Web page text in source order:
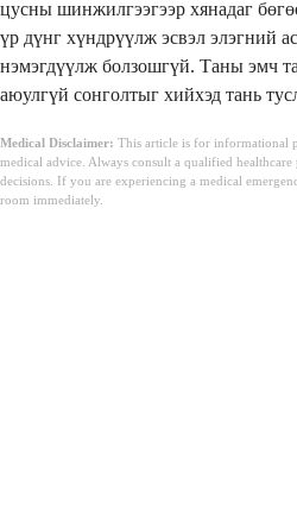
цусны шинжилгээгээр хянадаг
үр дүнг хүндрүүлж эсвэл элэгний
нэмэгдүүлж болзошгүй. Таны эмч
аюулгүй сонголтыг хийхэд тань
Medical Disclaimer: This article is for informational
medical advice. Always consult a qualified
decisions. If you are experiencing a medical
room immediately.